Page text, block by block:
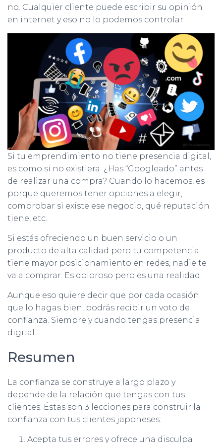
no. Cualquier cliente puede escribir su opinión
en internet y eso no lo podemos controlar.
Si tu emprendimiento no tiene presencia digital,
es como si no existiera. ¿Has “Googleado” antes
de realizar una compra? Cuando lo hacemos, es
porque queremos tener opciones a elegir,
comprobar si existe ese negocio, qué reputación
tiene, etc.
Si estás ofreciendo un buen servicio o un
producto de alta calidad pero tu competencia
tiene mayor posicionamiento en redes, nadie te
va a comprar. Es doloroso pero es una realidad.
Aunque eso quiere decir que por cada ocasión
que lo hagas bien, podrás recibir un voto de
confianza. Siempre y cuando tengas presencia
digital.
Resumen
La confianza se construye a largo plazo y
depende de la relación que tengas con tus
clientes. Éstas son 3 lecciones para construir la
confianza con tus clientes japoneses:
Acepta tus errores y ofrece una disculpa